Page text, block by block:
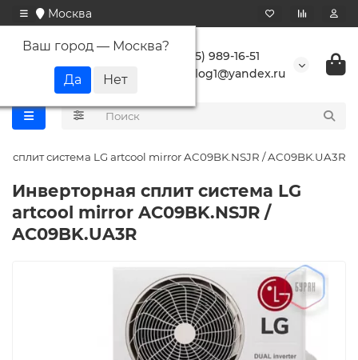
Москва
Ваш город — Москва?
+7 (495) 989-16-51
buranlog1@yandex.ru
сплит система LG artcool mirror AC09BK.NSJR / AC09BK.UA3R
Инверторная сплит система LG
artcool mirror AC09BK.NSJR /
AC09BK.UA3R